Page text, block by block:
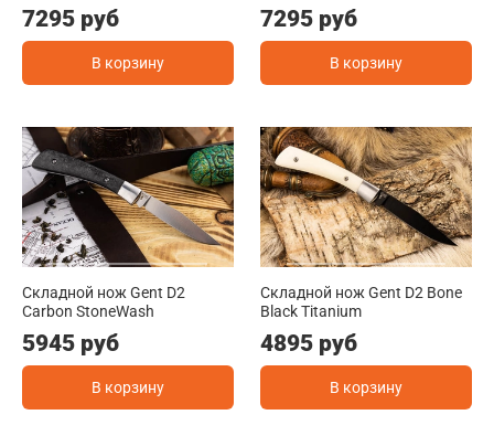
7295 руб
В корзину
7295 руб
В корзину
Складной нож Gent D2
Carbon StoneWash
5945 руб
В корзину
Складной нож Gent D2 Bone
Black Titanium
4895 руб
В корзину